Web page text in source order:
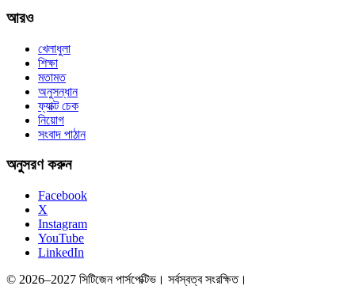
আরও
খেলাধুলা
শিক্ষা
মতামত
অনুসন্ধান
ফ্যাক্ট চেক
নিয়োগ
সংবাদ পাঠান
অনুসরণ করুন
Facebook
X
Instagram
YouTube
LinkedIn
© 2026–2027 সিটিজেন পার্সপেক্টিভ। সর্বস্বত্ব সংরক্ষিত।